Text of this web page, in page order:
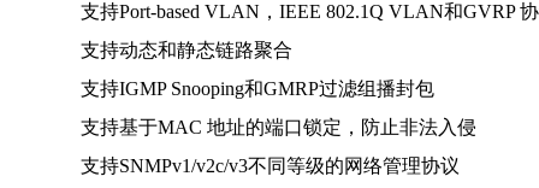
支持Port-based VLAN，IEEE 802.1Q VLAN和GVRP
支持动态和静态链路聚合
支持IGMP Snooping和GMRP过滤组播封包
支持基于MAC 地址的端口锁定，防止非法入侵
支持SNMPv1/v2c/v3不同等级的网络管理协议